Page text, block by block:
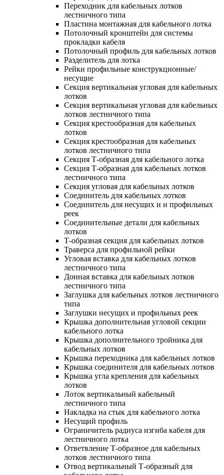
Переходник для кабельных лотков
лестничного типа
Пластина монтажная для кабельного лотка
Потолочный кронштейн для системы
прокладки кабеля
Потолочный профиль для кабельных лотков
Разделитель для лотка
Рейки профильные конструкционные/
несущие
Секция вертикальная угловая для кабельных
лотков
Секция вертикальная угловая для кабельных
лотков лестничного типа
Секция крестообразная для кабельных
лотков
Секция крестообразная для кабельных
лотков лестничного типа
Секция Т-образная для кабельного лотка
Секция Т-образная для кабельных лотков
лестничного типа
Секция угловая для кабельных лотков
Соединитель для кабельных лотков
Соединитель для несущих и и профильных
реек
Соединительные детали для кабельных
лотков
Т-образная секция для кабельных лотков
Траверса для профильной рейки
Угловая вставка для кабельных лотков
лестничного типа
Донная вставка для кабельных лотков
лестничного типа
Заглушка для кабельных лотков лестничного
типа
Заглушки несущих и профильных реек
Крышка дополнительная угловой секции
кабельного лотка
Крышка дополнительного тройника для
кабельных лотков
Крышка переходника для кабельных лотков
Крышка соединителя для кабельных лотков
Крышка угла крепления для кабельных
лотков
Лоток вертикальный кабельный
лестничного типа
Накладка на стык для кабельного лотка
Несущий профиль
Ограничитель радиуса изгиба кабеля для
лестничного лотка
Ответвление Т-образное для кабельных
лотков лестничного типа
Отвод вертикальный Т-образный для